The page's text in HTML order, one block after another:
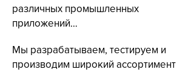
различных промышленных
приложений…
Мы разрабатываем, тестируем и
производим широкий ассортимент